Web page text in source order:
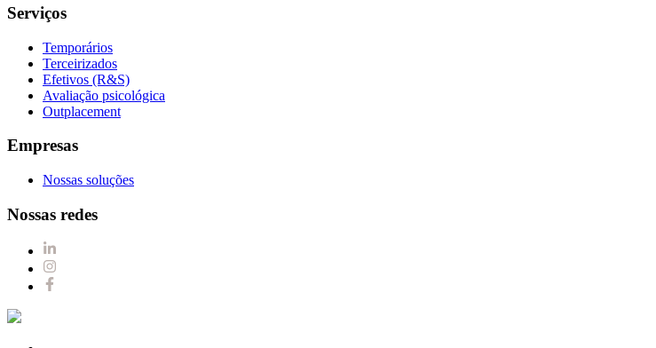
Serviços
Temporários
Terceirizados
Efetivos (R&S)
Avaliação psicológica
Outplacement
Empresas
Nossas soluções
Nossas redes